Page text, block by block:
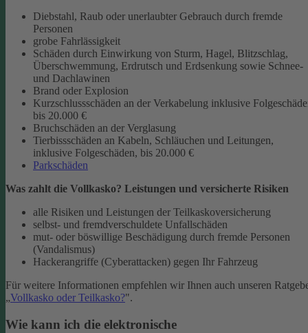
Diebstahl, Raub oder unerlaubter Gebrauch durch fremde
Personen
grobe Fahrlässigkeit
Schäden durch Einwirkung von Sturm, Hagel, Blitzschlag,
Überschwemmung, Erdrutsch und Erdsenkung sowie Schnee-
und Dachlawinen
Brand oder Explosion
Kurzschlussschäden an der Verkabelung inklusive
bis 20.000 €
Bruchschäden an der Verglasung
Tierbissschäden an Kabeln, Schläuchen und Leitungen,
inklusive Folgeschäden, bis 20.000 €
Parkschäden
Was zahlt die Vollkasko? Leistungen und versicherte Risiken
alle Risiken und Leistungen der Teilkaskoversicherung
selbst- und fremdverschuldete Unfallschäden
mut- oder böswillige Beschädigung durch fremde Personen
(Vandalismus)
Hackerangriffe (Cyberattacken) gegen Ihr Fahrzeug
Für weitere Informationen empfehlen wir Ihnen auch unseren
„Vollkasko oder Teilkasko?".
Wie kann ich die elektronische